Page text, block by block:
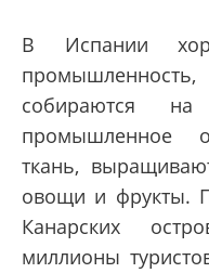
В Испании
собираются
промышленное
ткань,
овощи и фрукты.
Канарских
миллионы